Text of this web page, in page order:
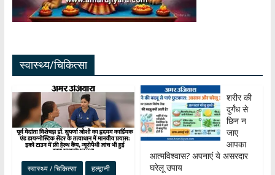
स्वास्थ्य/चिकित्सा
स्वास्थ्य / चिकित्सा हल्द्वानी
शरीर की
दुर्गंध से
छिन न
जाए
आपका
आत्मविश्वास? अपनाएं ये असरदार
घरेलू उपाय